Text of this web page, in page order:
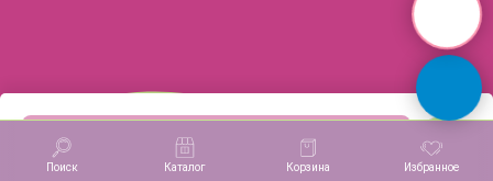
Поиск Каталог Корзина Избранное
В корзину